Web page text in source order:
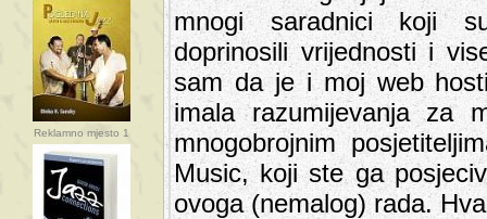
Reklamno mjesto 1
mnogi saradnici koji
doprinosili vrijednosti i
sam da je i moj web
imala razumijevanja za
mnogobrojnim
Music, koji ste ga
ovoga (nemalog) rada.